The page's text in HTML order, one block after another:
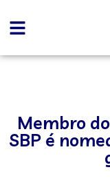
Membro
SBP é